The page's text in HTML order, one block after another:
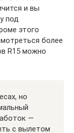
и вы
под
этого
более
R15 можно
но
—
с вылетом